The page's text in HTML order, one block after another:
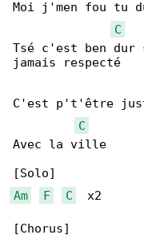
Moi j'men fou tu
C
Tsé c'est ben dur
jamais respecté
C'est p't'être
C
Avec la ville
Am
F C
  x2
[Chorus]